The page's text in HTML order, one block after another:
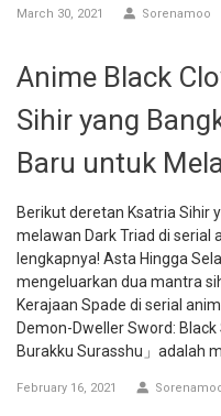
March 30, 2021 Sorenamoo
Anime Black
Sihir yang
Baru untuk
Berikut deretan Ksatria Sihir
melawan Dark Triad di serial
lengkapnya! Asta Hingga
mengeluarkan dua mantra
Kerajaan Spade di serial
Demon-Dweller Sword:
Burakku Surasshu」adalah
February 16, 2021